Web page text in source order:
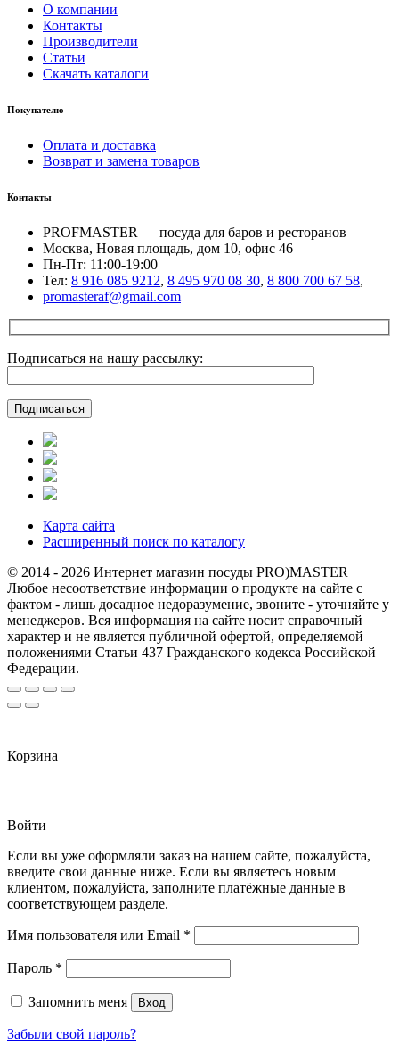
О компании
Контакты
Производители
Статьи
Скачать каталоги
Покупателю
Оплата и доставка
Возврат и замена товаров
Контакты
PROFMASTER — посуда для баров и ресторанов
Москва, Новая площадь, дом 10, офис 46
Пн-Пт: 11:00-19:00
Тел: 8 916 085 9212, 8 495 970 08 30, 8 800 700 67 58,
promasteraf@gmail.com
Подписаться на нашу рассылку:
Карта сайта
Расширенный поиск по каталогу
© 2014 - 2026 Интернет магазин посуды PRO)MASTER
Любое несоответствие информации о продукте на сайте с
фактом - лишь досадное недоразумение, звоните - уточняйте у
менеджеров. Вся информация на сайте носит справочный
характер и не является публичной офертой, определяемой
положениями Статьи 437 Гражданского кодекса Российской
Федерации.
Корзина
Войти
Если вы уже оформляли заказ на нашем сайте, пожалуйста,
введите свои данные ниже. Если вы являетесь новым
клиентом, пожалуйста, заполните платёжные данные в
соответствующем разделе.
Имя пользователя или Email *
Пароль *
Запомнить меня Вход
Забыли свой пароль?